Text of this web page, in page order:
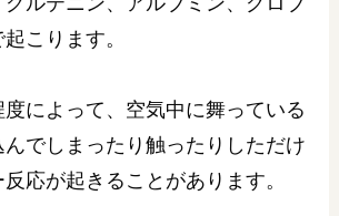
こります。
によって、空気中に舞っている
でしまったり触ったりしただけ
応が起きることがあります。